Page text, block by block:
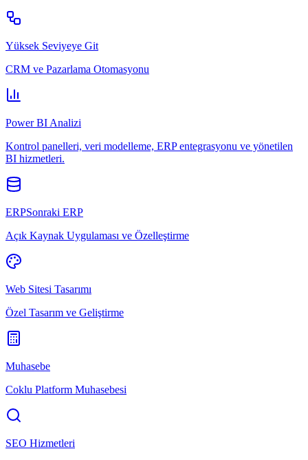
Yüksek Seviyeye Git
CRM ve Pazarlama Otomasyonu
Power BI Analizi
Kontrol panelleri, veri modelleme, ERP entegrasyonu ve yönetilen
BI hizmetleri.
ERPSonraki ERP
Açık Kaynak Uygulaması ve Özelleştirme
Web Sitesi Tasarımı
Özel Tasarım ve Geliştirme
Muhasebe
Coklu Platform Muhasebesi
SEO Hizmetleri